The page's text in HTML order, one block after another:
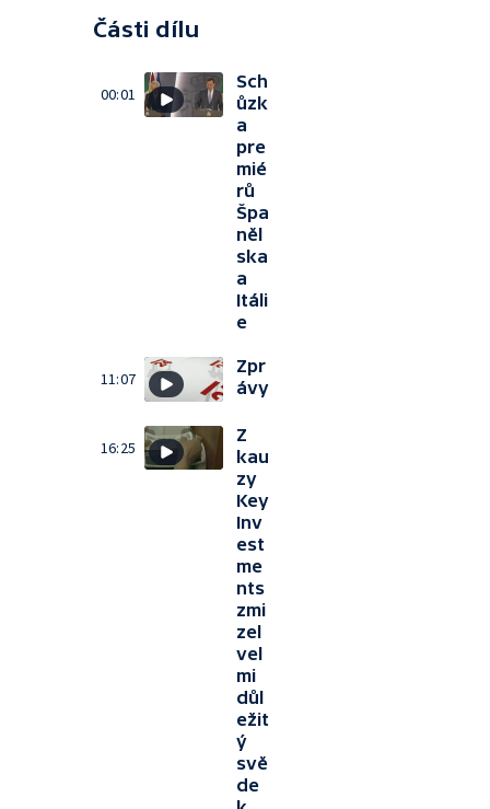
Části dílu
00:01
Sch
ůzk
a
pre
mié
rů
Špa
něl
ska
a
Itáli
e
11:07
Zpr
ávy
16:25
Z
kau
zy
Key
Inv
est
me
nts
zmi
zel
vel
mi
důl
ežit
ý
svě
de